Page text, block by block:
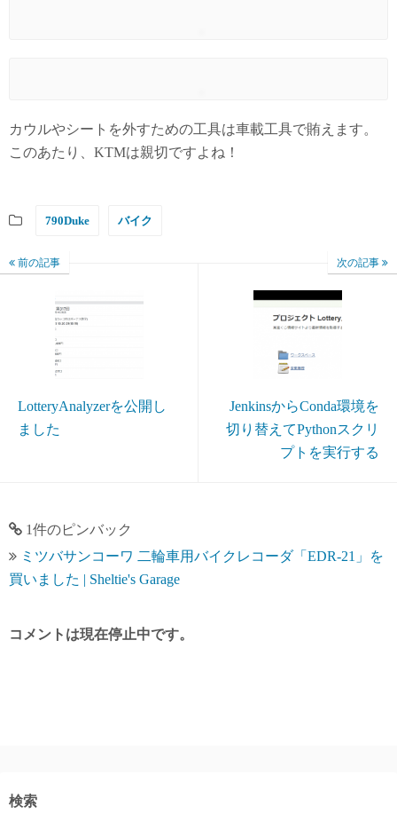
カウルやシートを外すための工具は車載工具で賄えます。
このあたり、KTMは親切ですよね！
790Duke バイク
前の記事
LotteryAnalyzerを公開し
ました
次の記事
JenkinsからConda環境を
切り替えてPythonスクリ
プトを実行する
1件のピンバック
ミツバサンコーワ 二輪車用バイクレコーダ「EDR-21」を
買いました | Sheltie's Garage
コメントは現在停止中です。
検索